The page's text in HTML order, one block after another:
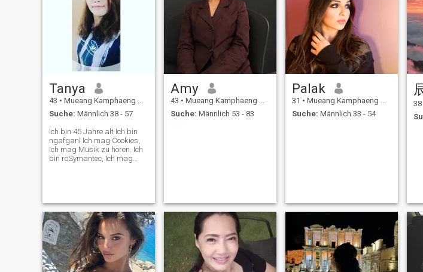
Tanya
43 • Mueang Kamphaeng Phet, Kamphaeng Phet, Thailand
Suche: Männlich 38 - 57
Ich bin 45 Jahre alt Ich bin
ngafganl Ich mag Cookies,
Ich mag Musik zu hören. Ich
bin roSymantec, Ich mag
Ich werde den Menschen für
einen anderen suchen, aber
ich werde in der Lage sein,
zu verwenden. Wissen, wie
schwer Beta ist.
Amy
43 • Mueang Kamphaeng Phet, Kamphaeng Phet, Thailand
Suche: Männlich 53 - 83
Palak
31 • Mueang Kamphaeng Phet, Kamphaeng Phet, Thailand
Suche: Männlich 33 - 54
38